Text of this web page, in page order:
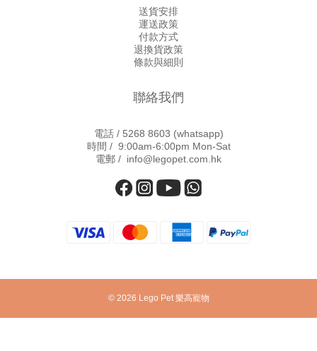
送貨安排
運送政策
付款方式
退換貨政策
條款與細則
聯絡我們
電話 / 5268 8603 (whatsapp)
時間 / 9:00am-6:00pm Mon-Sat
電郵 / info@legopet.com.hk
© 2026 Lego Pet 樂高寵物